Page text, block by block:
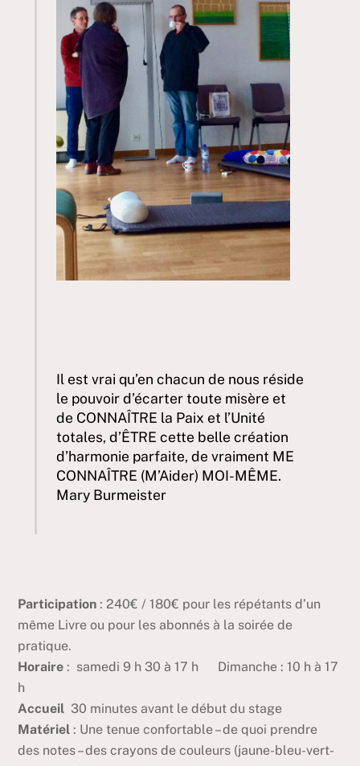
Il est vrai qu’en chacun de nous réside
le pouvoir d’écarter toute misère et
de CONNAÎTRE la Paix et l’Unité
totales, d’ÊTRE cette belle création
d’harmonie parfaite,de vraiment ME
CONNAÎTRE (M’Aider) MOI-MÊME.
Mary Burmeister
Participation : 240€ / 180€ pour les répétants d’un
même Livre ou pour les abonnés à la soirée de
pratique.
Horaire : samedi 9 h 30 à 17 h Dimanche : 10 h à 17
h
Accueil 30 minutes avant le début du stage
Matériel : Une tenue confortable – de quoi prendre
des notes – des crayons de couleurs (jaune-bleu-vert-